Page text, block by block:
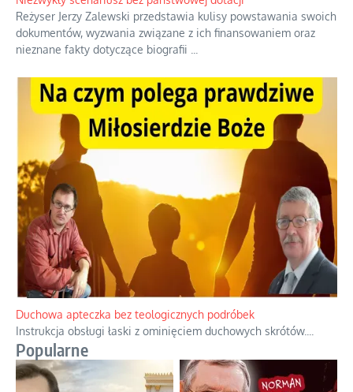
wszystko, aby je zagłuszyć....
Niezwykły scenariusz bez państwowej dotacji
Reżyser Jerzy Zalewski przedstawia kulisy powstawania swoich
dokumentów, wyzwania związane z ich finansowaniem oraz
nieznane fakty dotyczące biografii...